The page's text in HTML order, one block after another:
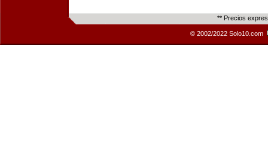
** Precios
© 2002/2022 Solo10.com